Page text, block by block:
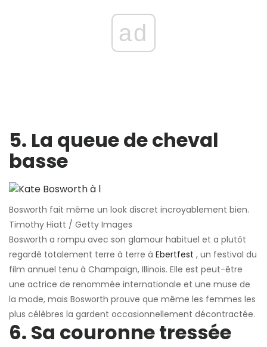
ad
5. La queue de cheval
basse
Bosworth fait même un look discret incroyablement bien.
Timothy Hiatt / Getty Images
Bosworth a rompu avec son glamour habituel et a plutôt
regardé totalement terre à terre à Ebertfest , un festival du
film annuel tenu à Champaign, Illinois. Elle est peut-être
une actrice de renommée internationale et une muse de
la mode, mais Bosworth prouve que même les femmes les
plus célèbres la gardent occasionnellement décontractée.
6. Sa couronne tressée